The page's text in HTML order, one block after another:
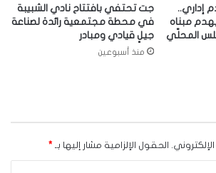
إداري..
مبناه
المحلّي
جت تحتفي بافتتاح نادي الشبيبة
في محطة مجتمعية رائدة لصناعة
جيلٍ قيادي ومبادر
منذ أسبوعين
الحقول الإلزامية مشار إليها بـ *